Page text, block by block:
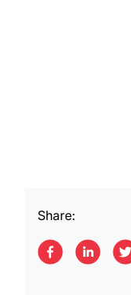
Share: